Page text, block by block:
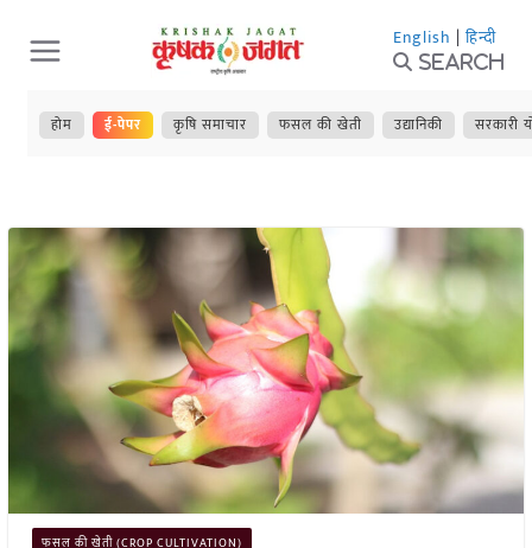
Skip
to
content
English | हिन्दी
Search
होम ई-पेपर कृषि समाचार फसल की खेती उद्यानिकी सरकारी
फसल की खेती (CROP CULTIVATION)